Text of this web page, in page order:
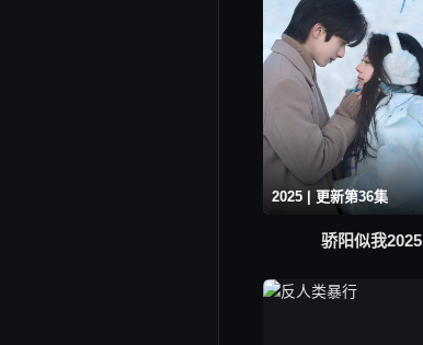
2025 | 更新第36集
骄阳似我2025